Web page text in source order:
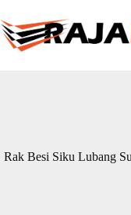
to
content
Rak Besi Siku Lubang